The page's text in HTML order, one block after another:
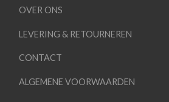
OVER ONS
LEVERING & RETOURNEREN
CONTACT
ALGEMENE VOORWAARDEN